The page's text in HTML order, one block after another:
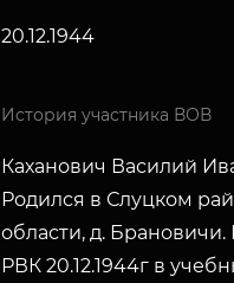
20.12.1944
История участника ВОВ
Каханович Василий
Родился в Слуцком
области, д.
РВК 20.12.1944г в